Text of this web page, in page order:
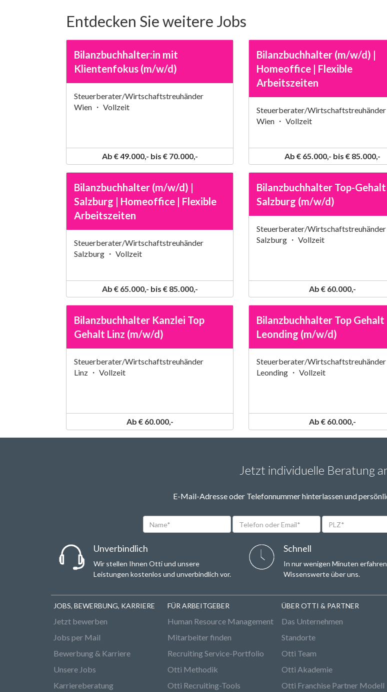
Entdecken Sie weitere Jobs
Bilanzbuchhalter:in mit
Klientenfokus (m/w/d)
Steuerberater/Wirtschaftstreuhänder
Wien ・ Vollzeit
Ab € 49.000,- bis € 70.000,-
Bilanzbuchhalter (m/w/d) |
Homeoffice | Flexible
Arbeitszeiten
Steuerberater/Wirtschaftstreuhänder
Wien ・ Vollzeit
Ab € 65.000,- bis € 85.000,-
Bilanzbuchhalter (m/w/d) |
Salzburg | Homeoffice | Flexible
Arbeitszeiten
Steuerberater/Wirtschaftstreuhänder
Salzburg ・ Vollzeit
Ab € 65.000,- bis € 85.000,-
Bilanzbuchhalter Top-Gehalt
Salzburg (m/w/d)
Steuerberater/Wirtschaftstreuhänder
Salzburg ・ Vollzeit
Ab € 60.000,-
Bilanzbuchhalter Kanzlei Top
Gehalt Linz (m/w/d)
Steuerberater/Wirtschaftstreuhänder
Linz ・ Vollzeit
Ab € 60.000,-
Bilanzbuchhalter Top Gehalt
Leonding (m/w/d)
Steuerberater/Wirtschaftstreuhänder
Leonding ・ Vollzeit
Ab € 60.000,-
Jetzt individuelle Beratung
E-Mail-Adresse oder Telefonnummer hinterlassen und
Name*
Telefon
oder
PLZ*
Unverbindlich
Wir stellen Ihnen Otti und unsere
Leistungen kostenlos und unverbindlich vor.
Schnell
In nur wenigen Minuten erfahren
Wissenswerte über uns.
JOBS, BEWERBUNG, KARRIERE
Jetzt bewerben
Jobs per Mail
Bewerbung & Karriere
Unsere Jobs
Karriereberatung
FÜR ARBEITGEBER
Human Resource Management
Mitarbeiter finden
Recruiting Service-Portfolio
Otti Methodik
Otti Recruiting-Tools
ÜBER OTTI & PARTNER
Das Unternehmen
Standorte
Otti Team
Otti Akademie
Otti Franchise Partner Modell